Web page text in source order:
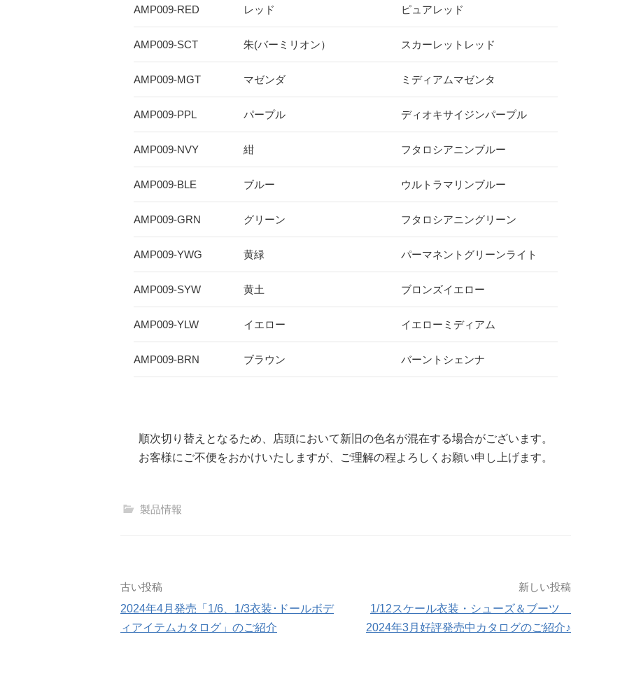
AMP009-RED レッド ピュアレッド
AMP009-SCT 朱(バーミリオン） スカーレットレッド
AMP009-MGT マゼンダ ミディアムマゼンタ
AMP009-PPL パープル ディオキサイジンパープル
AMP009-NVY 紺 フタロシアニンブルー
AMP009-BLE ブルー ウルトラマリンブルー
AMP009-GRN グリーン フタロシアニングリーン
AMP009-YWG 黄緑 パーマネントグリーンライト
AMP009-SYW 黄土 ブロンズイエロー
AMP009-YLW イエロー イエローミディアム
AMP009-BRN ブラウン バーントシェンナ
順次切り替えとなるため、店頭において新旧の色名が混在する場合がございます。
お客様にご不便をおかけいたしますが、ご理解の程よろしくお願い申し上げます。
製品情報
投
稿
古い投稿
2024年4月発売「1/6、1/3衣装･ドールボデ
ィアイテムカタログ」のご紹介
新しい投稿
1/12スケール衣装・シューズ＆ブーツ
2024年3月好評発売中カタログのご紹介♪